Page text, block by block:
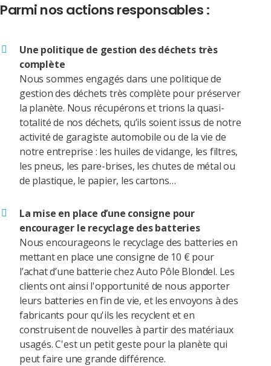
Parmi nos actions responsables :
Une politique de gestion des déchets très
complète
Nous sommes engagés dans une politique de
gestion des déchets très complète pour préserver
la planète. Nous récupérons et trions la quasi-
totalité de nos déchets, qu’ils soient issus de notre
activité de garagiste automobile ou de la vie de
notre entreprise : les huiles de vidange, les filtres,
les pneus, les pare-brises, les chutes de métal ou
de plastique, le papier, les cartons…
La mise en place d’une consigne pour
encourager le recyclage des batteries
Nous encourageons le recyclage des batteries en
mettant en place une consigne de 10 € pour
l’achat d’une batterie chez Auto Pôle Blondel. Les
clients ont ainsi l'opportunité de nous apporter
leurs batteries en fin de vie, et les envoyons à des
fabricants pour qu'ils les recyclent et en
construisent de nouvelles à partir des matériaux
usagés. C'est un petit geste pour la planète qui
peut faire une grande différence.